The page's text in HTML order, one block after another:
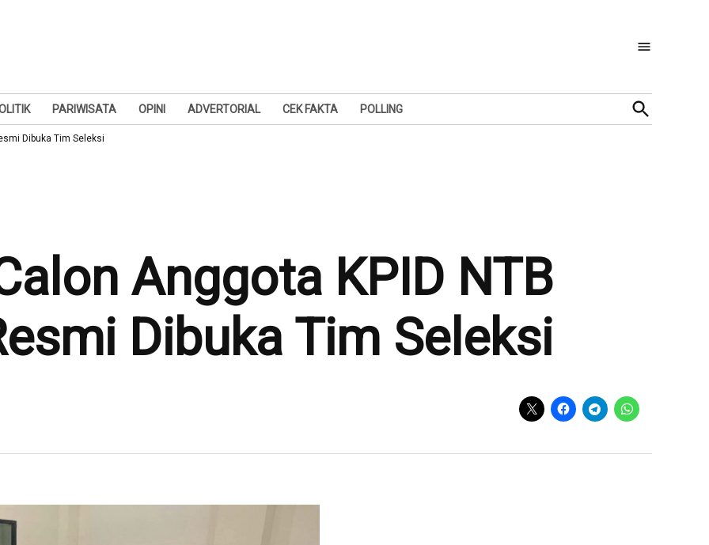
PARIWISATA OPINI ADVERTORIAL CEK FAKTA POLLING
Open
Search
Dibuka Tim Seleksi
Anggota KPID NTB
Dibuka Tim Seleksi